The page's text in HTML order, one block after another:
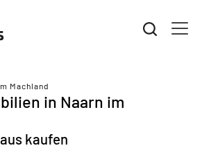
Machland
in Naarn im
kaufen